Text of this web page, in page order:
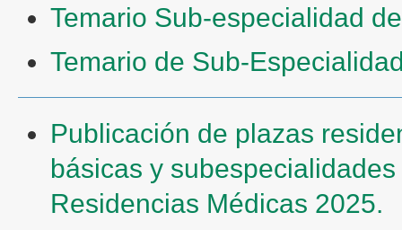
Temario Sub-especialidad
Temario de Sub-
Publicación de plazas
básicas y
Residencias Médicas 2025.